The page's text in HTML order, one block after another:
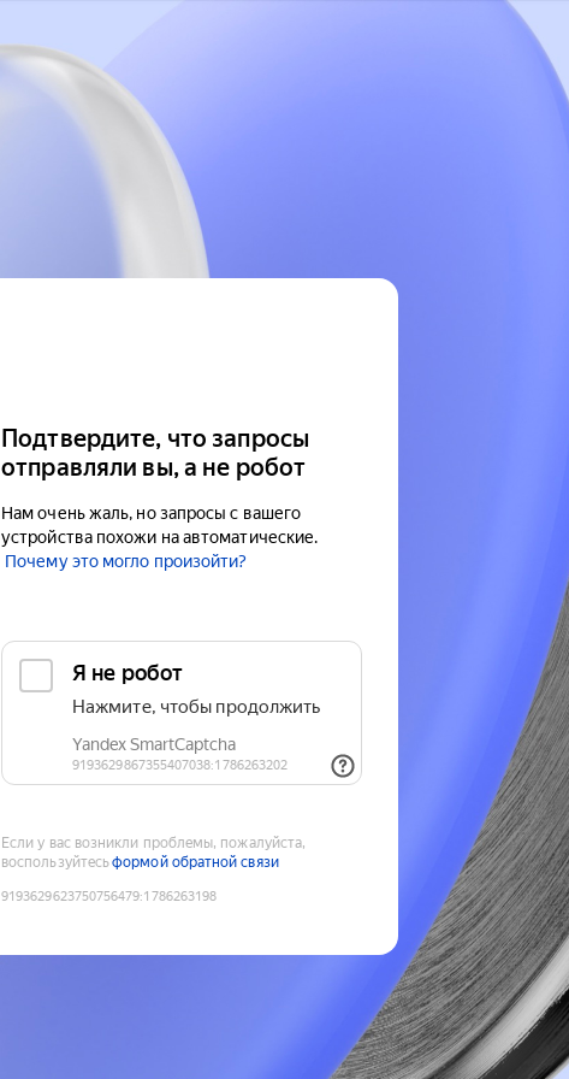
Подтвердите, что запросы
отправляли вы, а не робот
Нам очень жаль, но запросы с вашего
устройства похожи на автоматические.
Почему это могло произойти?
Если у вас возникли проблемы, пожалуйста,
воспользуйтесьформой обратной связи
9193629623750756479:1786263198